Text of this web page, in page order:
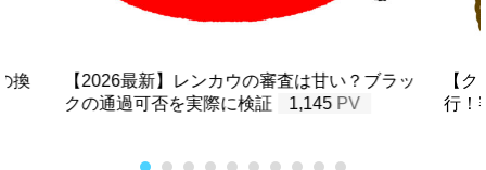
換
【2026最新】レンカウの審査は甘い？ブラッ
クの通過可否を実際に検証
1,145
【
行！